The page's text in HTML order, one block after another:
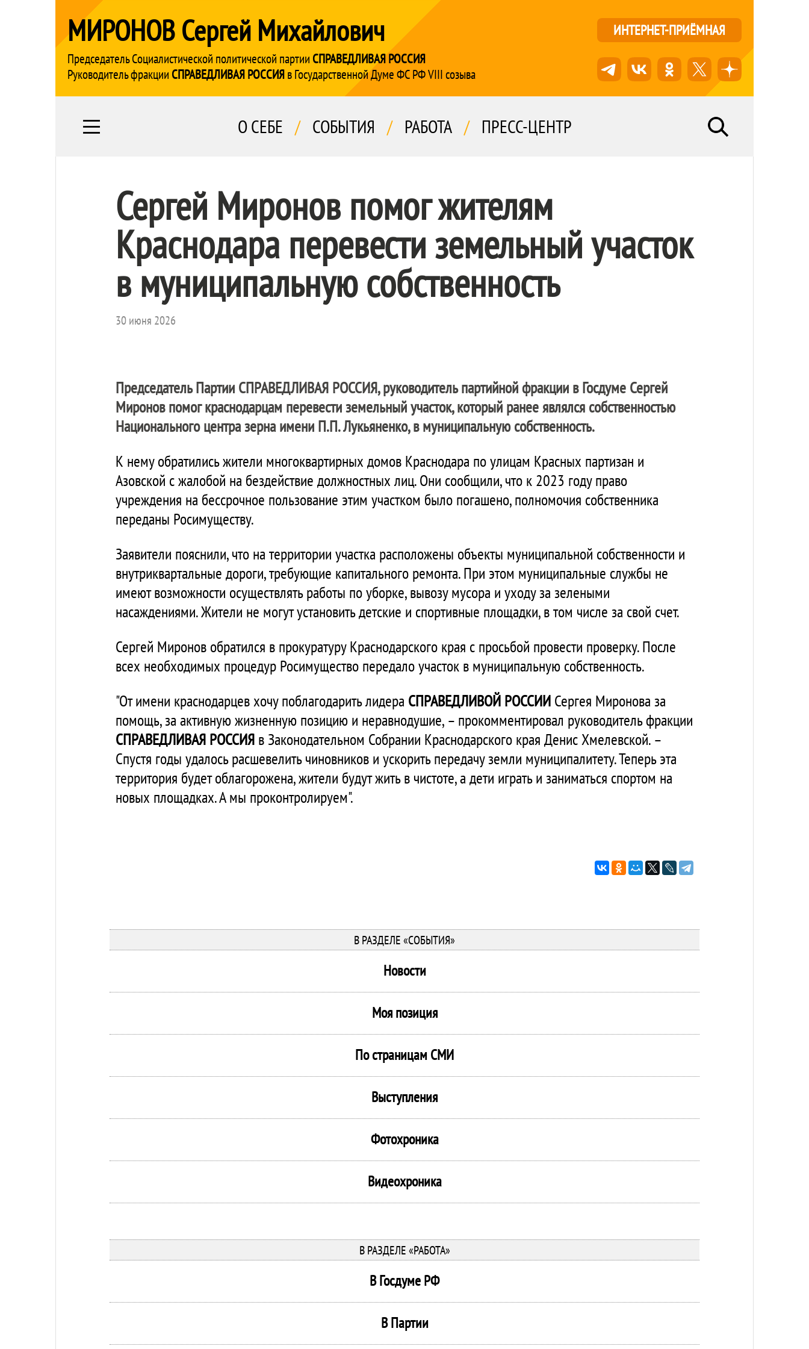
МИРОНОВ Сергей Михайлович
Председатель Социалистической политической партии СПРАВЕДЛИВАЯ РОССИЯ
Руководитель фракции СПРАВЕДЛИВАЯ РОССИЯв Государственной Думе ФС РФ VIII созыва
ИНТЕРНЕТ-ПРИЁМНАЯ
О СЕБЕ / СОБЫТИЯ / РАБОТА / ПРЕСС-ЦЕНТР
Сергей Миронов помог жителям
Краснодара перевести земельный участок
в муниципальную собственность
30 июня 2026
Председатель Партии СПРАВЕДЛИВАЯ РОССИЯ, руководитель партийной фракции в Госдуме Сергей
Миронов помог краснодарцам перевести земельный участок, который ранее являлся собственностью
Национального центра зерна имени П.П. Лукьяненко, в муниципальную собственность.
К нему обратились жители многоквартирных домов Краснодара по улицам Красных партизан и
Азовской с жалобой на бездействие должностных лиц. Они сообщили, что к 2023 году право
учреждения на бессрочное пользование этим участком было погашено, полномочия собственника
переданы Росимуществу.
Заявители пояснили, что на территории участка расположены объекты муниципальной собственности и
внутриквартальные дороги, требующие капитального ремонта. При этом муниципальные службы не
имеют возможности осуществлять работы по уборке, вывозу мусора и уходу за зелеными
насаждениями. Жители не могут установить детские и спортивные площадки, в том числе за свой счет.
Сергей Миронов обратился в прокуратуру Краснодарского края с просьбой провести проверку. После
всех необходимых процедур Росимущество передало участок в муниципальную собственность.
"От имени краснодарцев хочу поблагодарить лидера СПРАВЕДЛИВОЙ РОССИИ Сергея Миронова за
помощь, за активную жизненную позицию и неравнодушие, – прокомментировал руководитель фракции
СПРАВЕДЛИВАЯ РОССИЯ в Законодательном Собрании Краснодарского края Денис Хмелевской. –
Спустя годы удалось расшевелить чиновников и ускорить передачу земли муниципалитету. Теперь эта
территория будет облагорожена, жители будут жить в чистоте, а дети играть и заниматься спортом на
новых площадках. А мы проконтролируем".
В РАЗДЕЛЕ «СОБЫТИЯ»
Новости
Моя позиция
По страницам СМИ
Выступления
Фотохроника
Видеохроника
В РАЗДЕЛЕ «РАБОТА»
В Госдуме РФ
В Партии